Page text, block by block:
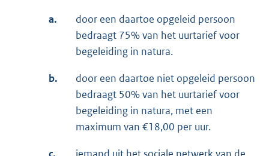
a.
door een daartoe opgeleid persoon
bedraagt 75% van het uurtarief voor
begeleiding in natura.
b.
door een daartoe niet opgeleid persoon
bedraagt 50% van het uurtarief voor
begeleiding in natura, met een
maximum van €18,00 per uur.